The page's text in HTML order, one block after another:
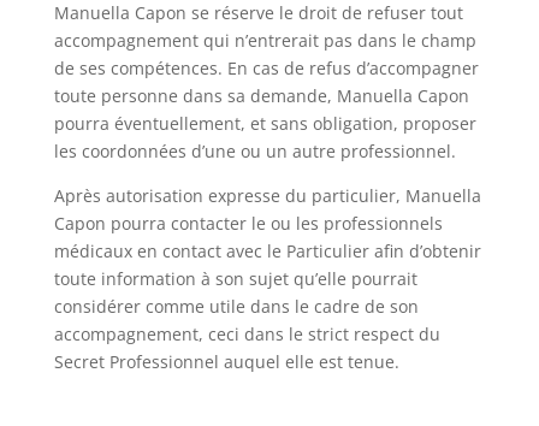
Manuella Capon se réserve le droit de refuser tout
accompagnement qui n’entrerait pas dans le champ
de ses compétences. En cas de refus d’accompagner
toute personne dans sa demande, Manuella Capon
pourra éventuellement, et sans obligation, proposer
les coordonnées d’une ou un autre professionnel.
Après autorisation expresse du particulier, Manuella
Capon pourra contacter le ou les professionnels
médicaux en contact avec le Particulier afin d’obtenir
toute information à son sujet qu’elle pourrait
considérer comme utile dans le cadre de son
accompagnement, ceci dans le strict respect du
Secret Professionnel auquel elle est tenue.